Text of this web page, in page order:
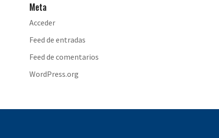
Meta
Acceder
Feed de entradas
Feed de comentarios
WordPress.org